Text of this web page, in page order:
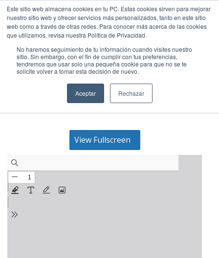
Este sitio web almacena cookies en tu PC. Estas cookies sirven para mejorar
nuestro sitio web y ofrecer servicios más personalizados, tanto en este sitio
web como a través de otras redes. Para conocer más acerca de las cookies
que utilizamos, revisa nuestra Política de Privacidad.
No haremos seguimiento de tu información cuando visites nuestro
sitio. Sin embargo, con el fin de cumplir con tus preferencias,
tendremos que usar solo una pequeña cookie para que no se te
solicite volver a tomar esta decisión de nuevo.
Aceptar Rechazar
PRUEBAS DIAGNÓSTICO|UNIFORME|INTRANET-BROCAL|
CLASSROOM|WEB ACADÉMICA|ALEXIA|LOYOLA DIGITAL |
+34 928 31 40 00
sanignacio@fundacionloyola.es
View Fullscreen